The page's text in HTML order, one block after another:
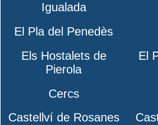
Igualada
El Pla del Penedès
Els Hostalets de
Pierola
El
Cercs
Castellví de Rosanes